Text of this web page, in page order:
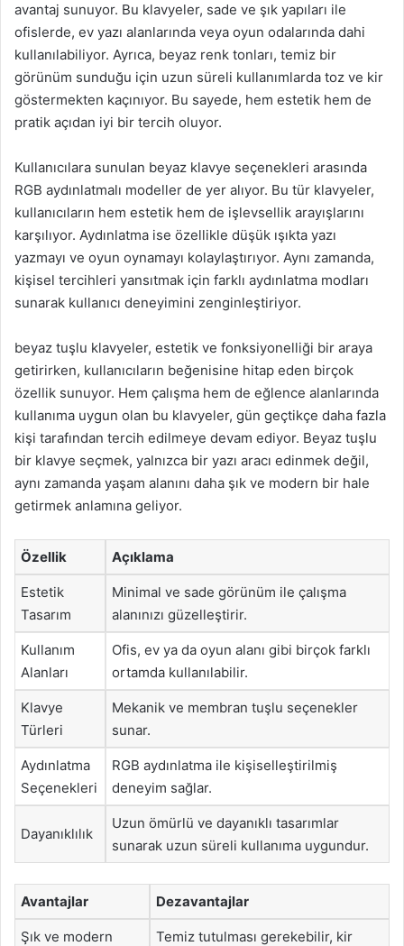
avantaj sunuyor. Bu klavyeler, sade ve şık yapıları ile
ofislerde, ev yazı alanlarında veya oyun odalarında dahi
kullanılabiliyor. Ayrıca, beyaz renk tonları, temiz bir
görünüm sunduğu için uzun süreli kullanımlarda toz ve kir
göstermekten kaçınıyor. Bu sayede, hem estetik hem de
pratik açıdan iyi bir tercih oluyor.
Kullanıcılara sunulan beyaz klavye seçenekleri arasında
RGB aydınlatmalı modeller de yer alıyor. Bu tür klavyeler,
kullanıcıların hem estetik hem de işlevsellik arayışlarını
karşılıyor. Aydınlatma ise özellikle düşük ışıkta yazı
yazmayı ve oyun oynamayı kolaylaştırıyor. Aynı zamanda,
kişisel tercihleri yansıtmak için farklı aydınlatma modları
sunarak kullanıcı deneyimini zenginleştiriyor.
beyaz tuşlu klavyeler, estetik ve fonksiyonelliği bir araya
getirirken, kullanıcıların beğenisine hitap eden birçok
özellik sunuyor. Hem çalışma hem de eğlence alanlarında
kullanıma uygun olan bu klavyeler, gün geçtikçe daha fazla
kişi tarafından tercih edilmeye devam ediyor. Beyaz tuşlu
bir klavye seçmek, yalnızca bir yazı aracı edinmek değil,
aynı zamanda yaşam alanını daha şık ve modern bir hale
getirmek anlamına geliyor.
Özellik Açıklama
Estetik
Tasarım
Minimal ve sade görünüm ile çalışma
alanınızı güzelleştirir.
Kullanım
Alanları
Ofis, ev ya da oyun alanı gibi birçok farklı
ortamda kullanılabilir.
Klavye
Türleri
Mekanik ve membran tuşlu seçenekler
sunar.
Aydınlatma
Seçenekleri
RGB aydınlatma ile kişiselleştirilmiş
deneyim sağlar.
Dayanıklılık
Uzun ömürlü ve dayanıklı tasarımlar
sunarak uzun süreli kullanıma uygundur.
Avantajlar Dezavantajlar
Şık ve modern
Temiz tutulması gerekebilir, kir